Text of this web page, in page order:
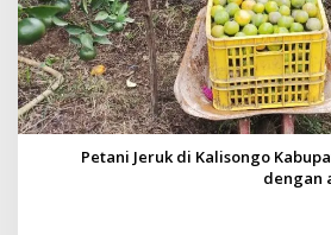
a
s
a
k
a
n
P
e
Petani Jeruk di Kalisongo
dengan